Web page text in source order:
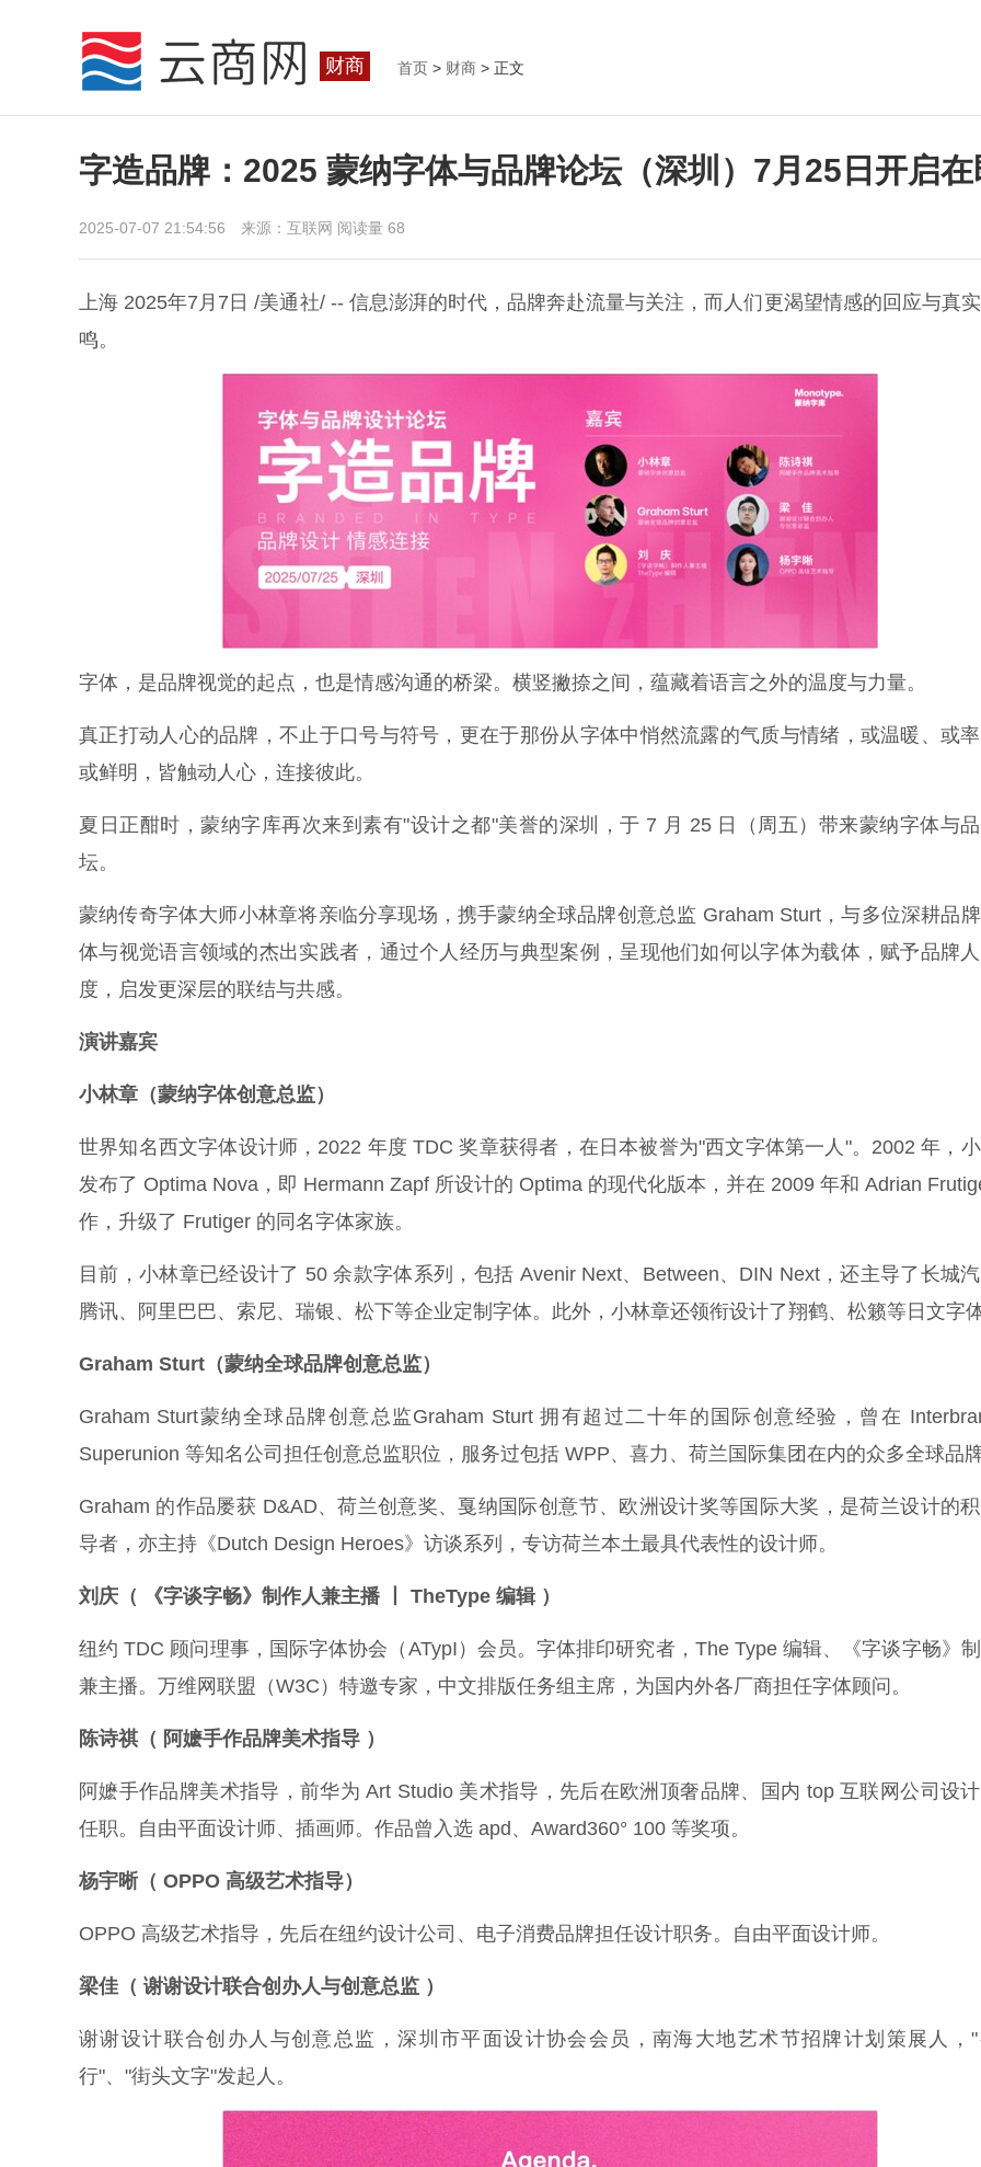
财商 首页 > 财商 > 正文
字造品牌：2025 蒙纳字体与品牌论坛（深圳）7月25日开启在
2025-07-07 21:54:56 来源：互联网 阅读量 68
上海 2025年7月7日 /美通社/ -- 信息澎湃的时代，品牌奔赴流量与关注，而人们更渴望情感的回应与真
鸣。
字体，是品牌视觉的起点，也是情感沟通的桥梁。横竖撇捺之间，蕴藏着语言之外的温度与力量。
真正打动人心的品牌，不止于口号与符号，更在于那份从字体中悄然流露的气质与情绪，或温暖、或
或鲜明，皆触动人心，连接彼此。
夏日正酣时，蒙纳字库再次来到素有"设计之都"美誉的深圳，于 7 月 25 日（周五）带来蒙纳字体与
坛。
蒙纳传奇字体大师小林章将亲临分享现场，携手蒙纳全球品牌创意总监 Graham Sturt，与多位深耕品
体与视觉语言领域的杰出实践者，通过个人经历与典型案例，呈现他们如何以字体为载体，赋予品牌
度，启发更深层的联结与共感。
演讲嘉宾
小林章（蒙纳字体创意总监）
世界知名西文字体设计师，2022 年度 TDC 奖章获得者，在日本被誉为"西文字体第一人"。2002 年，
发布了 Optima Nova，即 Hermann Zapf 所设计的 Optima 的现代化版本，并在 2009 年和 Adrian
作，升级了 Frutiger 的同名字体家族。
目前，小林章已经设计了 50 余款字体系列，包括 Avenir Next、Between、DIN Next，还主导了长城
腾讯、阿里巴巴、索尼、瑞银、松下等企业定制字体。此外，小林章还领衔设计了翔鹤、松籁等日文字
Graham Sturt（蒙纳全球品牌创意总监）
Graham Sturt蒙纳全球品牌创意总监Graham Sturt 拥有超过二十年的国际创意经验，曾在
Superunion 等知名公司担任创意总监职位，服务过包括 WPP、喜力、荷兰国际集团在内的众多全球品
Graham 的作品屡获 D&AD、荷兰创意奖、戛纳国际创意节、欧洲设计奖等国际大奖，是荷兰设计的
导者，亦主持《Dutch Design Heroes》访谈系列，专访荷兰本土最具代表性的设计师。
刘庆（ 《字谈字畅》制作人兼主播 TheType 编辑 ）
纽约 TDC 顾问理事，国际字体协会（ATypI）会员。字体排印研究者，The Type 编辑、《字谈字畅》
兼主播。万维网联盟（W3C）特邀专家，中文排版任务组主席，为国内外各厂商担任字体顾问。
陈诗祺（ 阿嬷手作品牌美术指导 ）
阿嬷手作品牌美术指导，前华为 Art Studio 美术指导，先后在欧洲顶奢品牌、国内 top 互联网公司设
任职。自由平面设计师、插画师。作品曾入选 apd、Award360° 100 等奖项。
杨宇晰（ OPPO 高级艺术指导）
OPPO 高级艺术指导，先后在纽约设计公司、电子消费品牌担任设计职务。自由平面设计师。
梁佳（ 谢谢设计联合创办人与创意总监 ）
谢谢设计联合创办人与创意总监，深圳市平面设计协会会员，南海大地艺术节招牌计划策展人，
行"、"街头文字"发起人。